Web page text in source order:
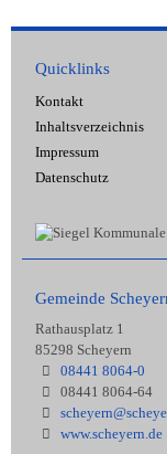
Quicklinks
Kontakt
Inhaltsverzeichnis
Impressum
Datenschutz
Gemeinde
Rathausplatz 1
85298 Scheyern
08441 8064-0
08441 8064-64
www.scheyern.de